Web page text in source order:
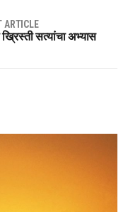
ARTICLE
ख्रिस्ती सत्यांचा अभ्यास